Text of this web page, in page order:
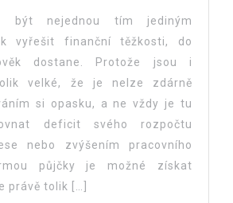
být nejednou tím jediným
vyřešit finanční těžkosti, do
dostane. Protože jsou i
velké, že je nelze zdárně
si opasku, a ne vždy je tu
deficit svého rozpočtu
nebo zvýšením pracovního
půjčky je možné získat
právě tolik […]